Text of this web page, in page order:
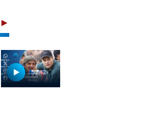
52:42